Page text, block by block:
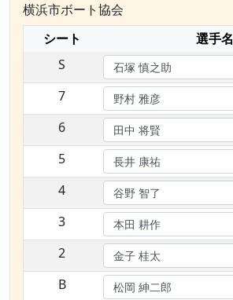
横浜市ボート協会
シート
選手名
S
7
6
5
4
3
2
B